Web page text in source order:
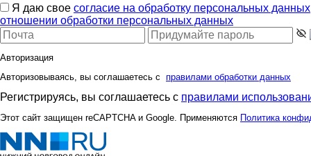
Я даю свое согласие на обработку персональных данных
отношении обработки персональных данных
Авторизация
Авторизовываясь, вы соглашаетесь с правилами обработки данных
Регистрируясь, вы соглашаетесь с правилами
Этот сайт защищен reCAPTCHA и Google. Применяются Политика